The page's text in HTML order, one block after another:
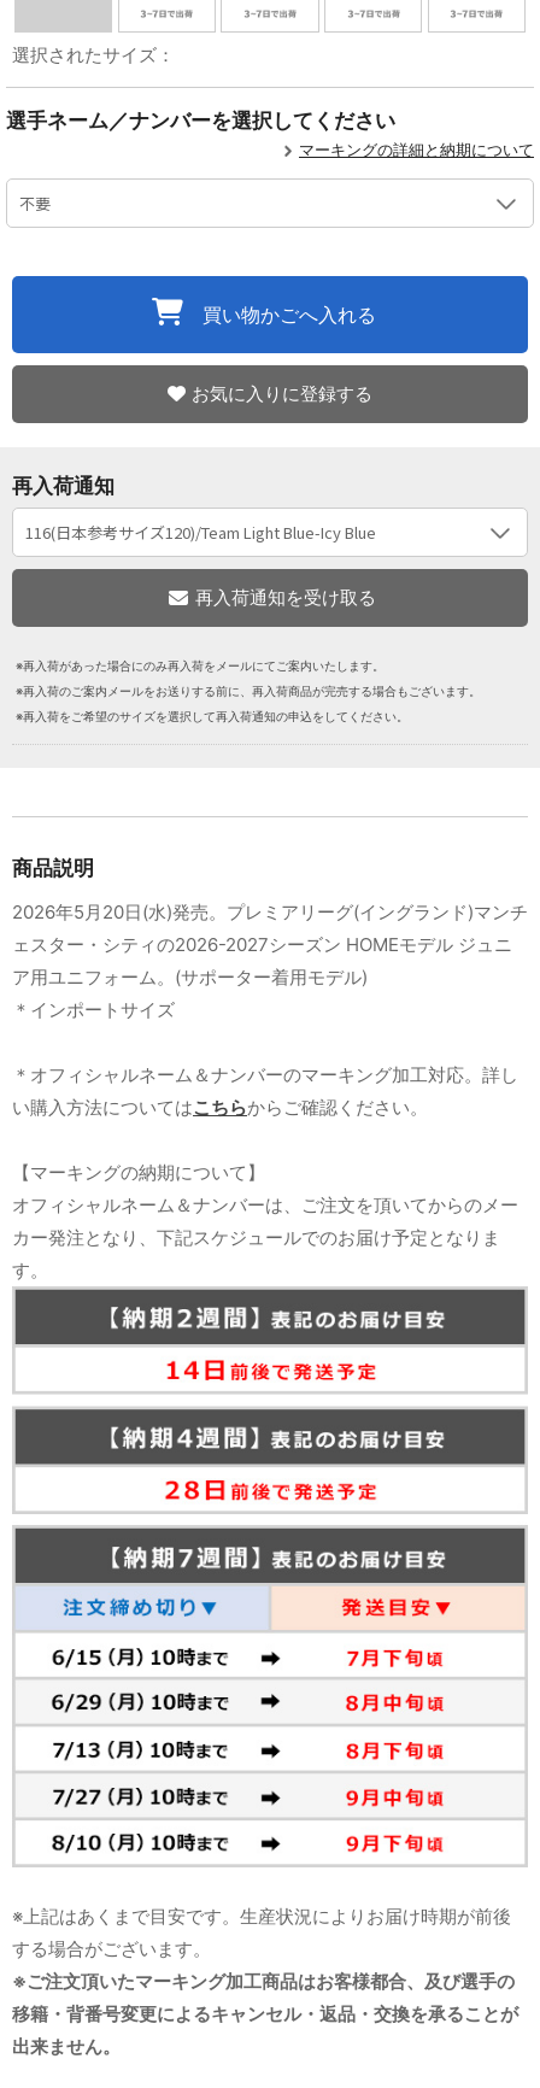
選択されたサイズ：
選手ネーム／ナンバーを選択してください
マーキングの詳細と納期について
買い物かごへ入れる
お気に入りに登録する
再入荷通知
※再入荷があった場合にのみ再入荷をメールにてご案内いたします。
※再入荷のご案内メールをお送りする前に、再入荷商品が完売する場合もございます。
※再入荷をご希望のサイズを選択して再入荷通知の申込をしてください。
商品説明
2026年5月20日(水)発売。プレミアリーグ(イングランド)マンチ
ェスター・シティの2026-2027シーズン HOMEモデル ジュニ
ア用ユニフォーム。(サポーター着用モデル)
＊インポートサイズ
＊オフィシャルネーム＆ナンバーのマーキング加工対応。詳し
い購入方法についてはこちらからご確認ください。
【マーキングの納期について】
オフィシャルネーム＆ナンバーは、ご注文を頂いてからのメー
カー発注となり、下記スケジュールでのお届け予定となりま
す。
※上記はあくまで目安です。生産状況によりお届け時期が前後
する場合がございます。
※ご注文頂いたマーキング加工商品はお客様都合、及び選手の
移籍・背番号変更によるキャンセル・返品・交換を承ることが
出来ません。